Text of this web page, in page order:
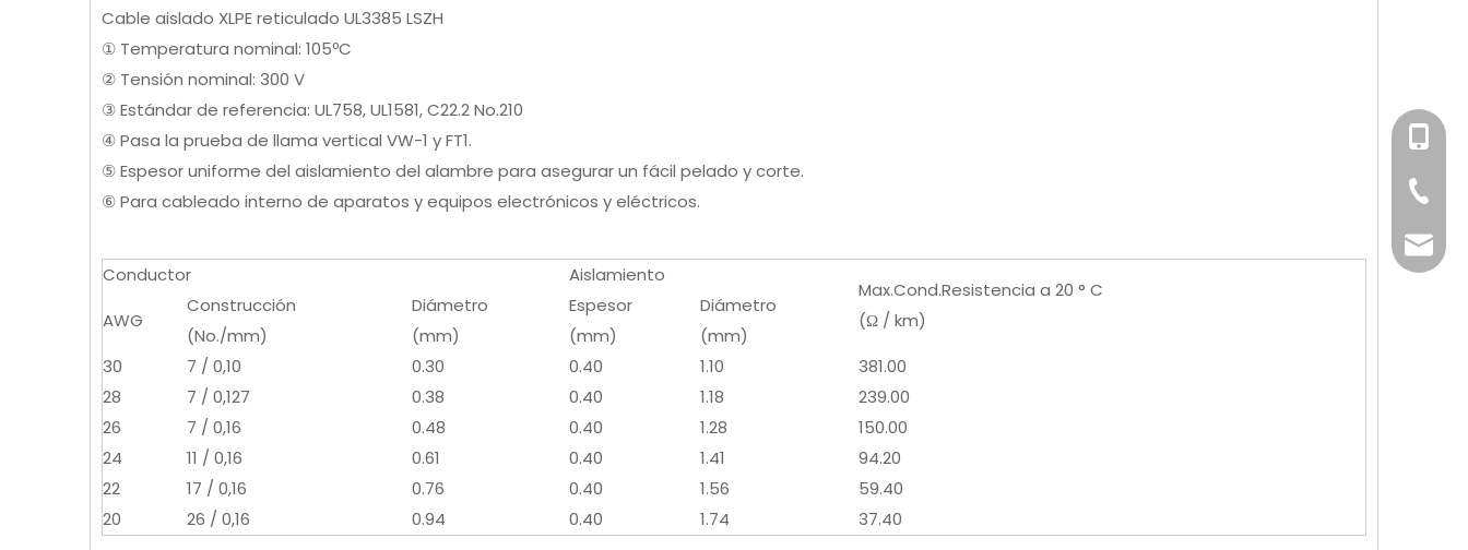
Cable aislado XLPE reticulado UL3385 LSZH
① Temperatura nominal: 105ºC
② Tensión nominal: 300 V
③ Estándar de referencia: UL758, UL1581, C22.2 No.210
④ Pasa la prueba de llama vertical VW-1 y FT1.
⑤ Espesor uniforme del aislamiento del alambre para asegurar un fácil pelado y corte.
⑥ Para cableado interno de aparatos y equipos electrónicos y eléctricos.
Conductor Aislamiento
Max.Cond.Resistencia a 20 ° C
(Ω / km)
AWG
Construcción
(No./mm)
Diámetro
(mm)
Espesor
(mm)
Diámetro
(mm)
30
7 / 0,10 0.30 0.40 1.10
381.00
28
7 / 0,127 0.38 0.40 1.18
239.00
26
7 / 0,16 0.48 0.40 1.28
150.00
24
11 / 0,16 0.61 0.40 1.41
94.20
22
17 / 0,16 0.76 0.40 1.56
59.40
20
26 / 0,16 0.94 0.40 1.74 37.40
+86-
+86-